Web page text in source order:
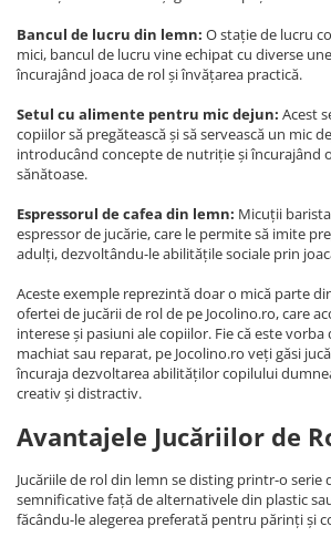
Bancul de lucru din lemn: O stație de lucru
mici, bancul de lucru vine echipat cu diverse
încurajând joaca de rol și învățarea practică.
Setul cu alimente pentru mic dejun: Acest
copiilor să pregătească și să servească un mic
introducând concepte de nutriție și încurajând
sănătoase.
Espressorul de cafea din lemn: Micuții
espressor de jucărie, care le permite să imite
adulți, dezvoltându-le abilitățile sociale prin
Aceste exemple reprezintă doar o mică parte
ofertei de jucării de rol de pe Jocolino.ro, care
interese și pasiuni ale copiilor. Fie că este
machiat sau reparat, pe Jocolino.ro veți găsi
încuraja dezvoltarea abilităților copilului
creativ și distractiv.
Avantajele Jucăriilor de
Jucăriile de rol din lemn se disting printr-o serie
semnificative față de alternativele din plastic
făcându-le alegerea preferată pentru părinți și